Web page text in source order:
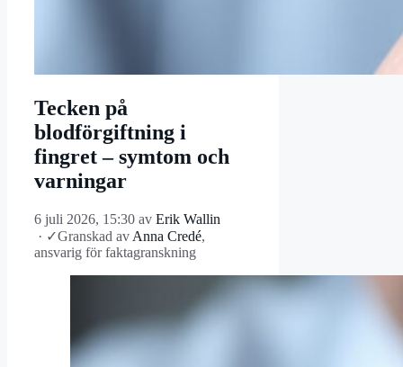
Tecken på
blodförgiftning i
fingret – symtom och
varningar
6 juli 2026, 15:30 av Erik Wallin
· ✓Granskad av Anna Credé,
ansvarig för faktagranskning